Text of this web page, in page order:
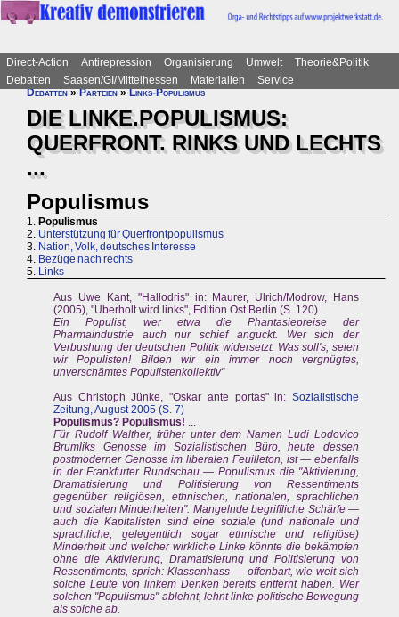
Direct-Action Antirepression Organisierung Umwelt
Theorie&Politik
Debatten
Saasen/GI/Mittelhessen Materialien
Service
Debatten»Parteien»Links-Populismus
DIE LINKE.POPULISMUS:
QUERFRONT. RINKS UND LECHTS
...
Populismus
1. Populismus
2. Unterstützung für Querfrontpopulismus
3. Nation, Volk, deutsches Interesse
4. Bezüge nach rechts
5. Links
Aus Uwe Kant, "Hallodris" in: Maurer, Ulrich/Modrow, Hans
(2005), "Überholt wird links", Edition Ost Berlin (S. 120)
Ein Populist, wer etwa die Phantasiepreise der
Pharmaindustrie auch nur schief anguckt. Wer sich der
Verbushung der deutschen Politik widersetzt. Was soll's, seien
wir Populisten! Bilden wir ein immer noch vergnügtes,
unverschämtes Populistenkollektiv"
Aus Christoph Jünke, "Oskar ante portas" in:Sozialistische
Zeitung, August 2005 (S. 7)
Populismus? Populismus! ...
Für Rudolf Walther, früher unter dem Namen Ludi Lodovico
Brumliks Genosse im Sozialistischen Büro, heute dessen
postmoderner Genosse im liberalen Feuilleton, ist — ebenfalls
in der Frankfurter Rundschau — Populismus die "Aktivierung,
Dramatisierung und Politisierung von Ressentiments
gegenüber religiösen, ethnischen, nationalen, sprachlichen
und sozialen Minderheiten". Mangelnde begriffliche Schärfe —
auch die Kapitalisten sind eine soziale (und nationale und
sprachliche, gelegentlich sogar ethnische und religiöse)
Minderheit und welcher wirkliche Linke könnte die bekämpfen
ohne die Aktivierung, Dramatisierung und Politisierung von
Ressentiments, sprich: Klassenhass — offenbart, wie weit sich
solche Leute von linkem Denken bereits entfernt haben. Wer
solchen "Populismus" ablehnt, lehnt linke politische Bewegung
als solche ab.